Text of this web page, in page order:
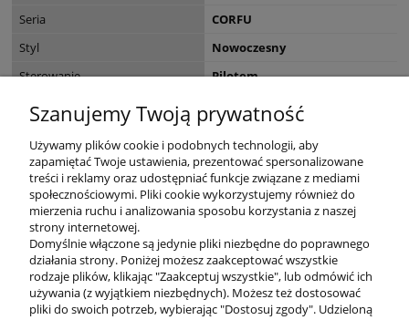
Seria
CORFU
Styl
Nowoczesny
Sterowanie
Pilotem
EAN
8436558745810
KONTAKT
DODATKOWE
Szanujemy Twoją prywatność
Używamy plików cookie i podobnych technologii, aby
zapamiętać Twoje ustawienia, prezentować spersonalizowane
treści i reklamy oraz udostępniać funkcje związane z mediami
społecznościowymi. Pliki cookie wykorzystujemy również do
mierzenia ruchu i analizowania sposobu korzystania z naszej
strony internetowej.
Domyślnie włączone są jedynie pliki niezbędne do poprawnego
działania strony. Poniżej możesz zaakceptować wszystkie
rodzaje plików, klikając "Zaakceptuj wszystkie", lub odmówić ich
używania (z wyjątkiem niezbędnych). Możesz też dostosować
pliki do swoich potrzeb, wybierając "Dostosuj zgody". Udzieloną